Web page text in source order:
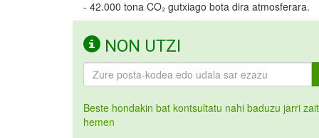
- 42.000 tona CO₂ gutxiago bota dira atmosferara.
NON UTZI
Beste hondakin bat kontsultatu nahi baduzu jarri
hemen